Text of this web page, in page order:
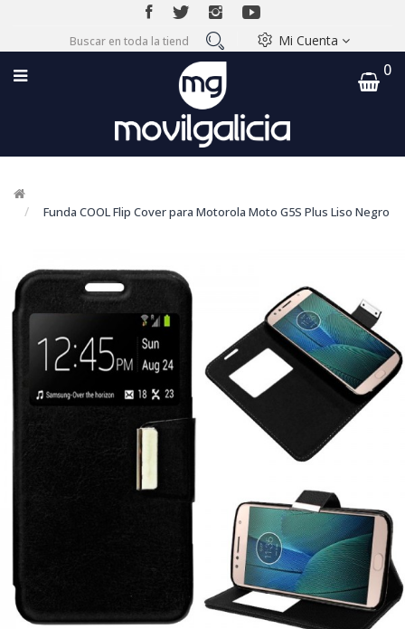
Mi Cuenta
0
Funda COOL Flip Cover para Motorola Moto G5S Plus Liso Negro